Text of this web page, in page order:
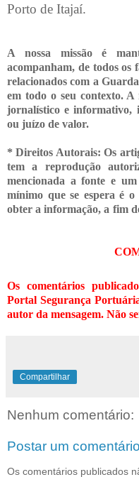
Porto de Itajaí.
A nossa missão é
acompanham, de todos os
relacionados com a
em todo o seu contexto.
jornalístico e informativo,
ou
* Direitos Autorais: Os
tem a reprodução
mencionada a fonte e
mínimo que se espera é
obter a informação, a fim
Os comentários
Portal Segurança
autor da mensagem. Não
Compartilhar
Nenhum comentário:
Postar um comentário
Os comentários publicados